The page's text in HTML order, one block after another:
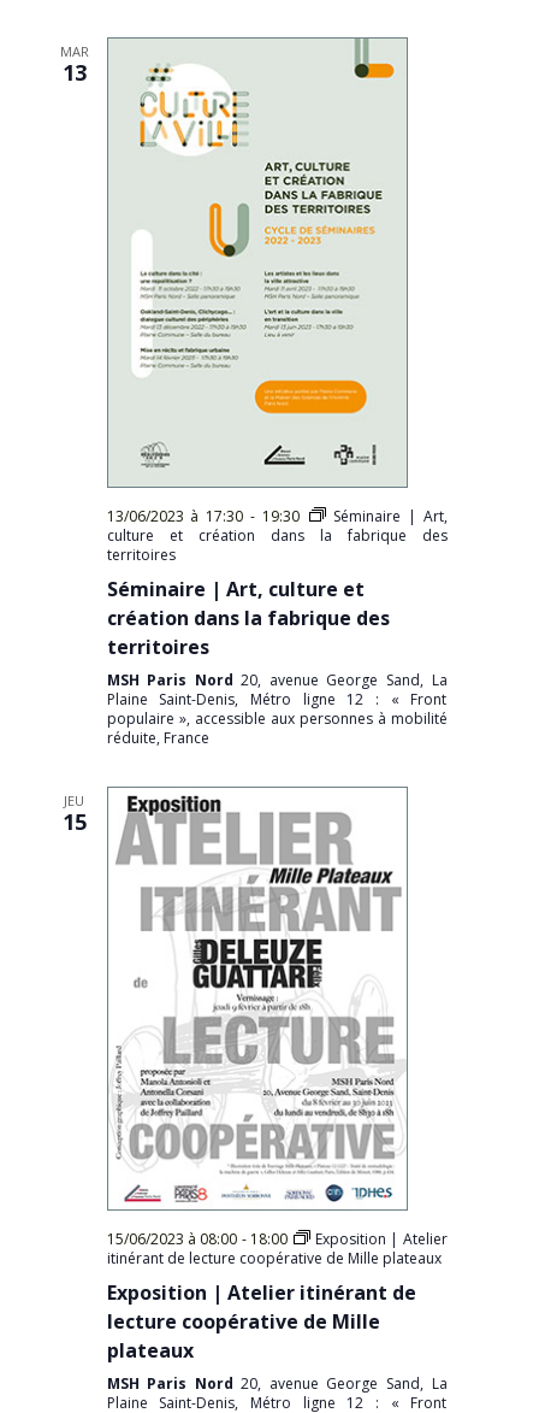
MAR
13
13/06/2023 à 17:30 - 19:30
Séminaire | Art,
culture et création dans la fabrique des
territoires
Séminaire | Art, culture et
création dans la fabrique des
territoires
MSH Paris Nord20, avenue George Sand, La
Plaine Saint-Denis, Métro ligne 12 : « Front
populaire », accessible aux personnes à mobilité
réduite, France
JEU
15
15/06/2023 à 08:00 - 18:00
Exposition | Atelier
itinérant de lecture coopérative de Mille plateaux
Exposition | Atelier itinérant de
lecture coopérative de Mille
plateaux
MSH Paris Nord20, avenue George Sand, La
Plaine Saint-Denis, Métro ligne 12 : « Front